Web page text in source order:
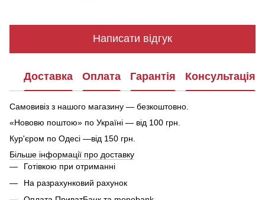
Написати відгук
Доставка Оплата Гарантія Консультація
Самовивіз з нашого магазину — безкоштовно.
«Нововю поштою» по Україні — від 100 грн.
Кур'єром по Одесі —від 150 грн.
Більше інформації про доставку
Готівкою при отриманні
На разрахунковий рахунок